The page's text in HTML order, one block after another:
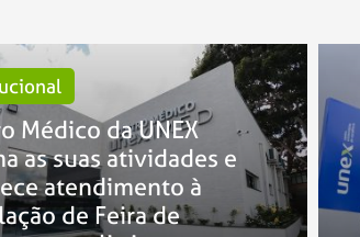
Médico da UNEX
as suas atividades e
atendimento à
de Feira de